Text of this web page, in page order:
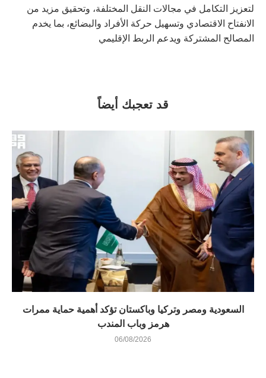
لتعزيز التكامل في مجالات النقل المختلفة، وتحقيق مزيد من
الانفتاح الاقتصادي وتسهيل حركة الأفراد والبضائع، بما يخدم
المصالح المشتركة ويدعم الربط الإقليمي
قد تعجبك أيضاً
السعودية ومصر وتركيا وباكستان تؤكد أهمية حماية ممرات
هرمز وباب المندب
06/08/2026